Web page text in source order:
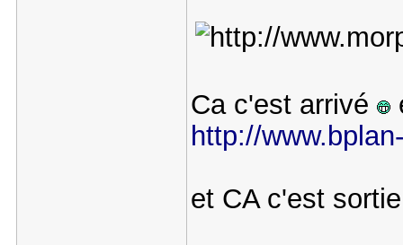
Ca c'est arrivé
http://
et CA c'est